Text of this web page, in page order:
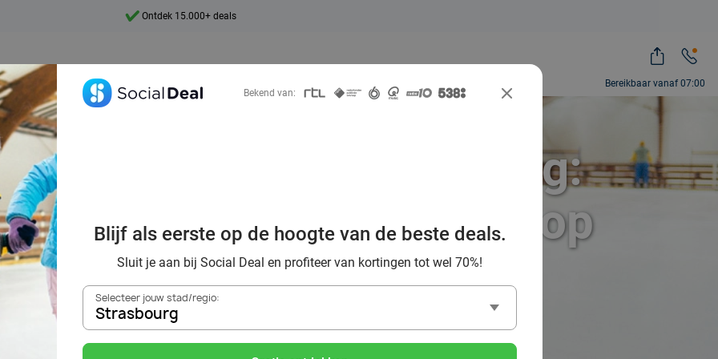
Bereikbaar vanaf 07:00
Ontdek 15.000+ deals
in Strasbourg met korting:
door winterplezier op
het ijs
Bekend van:
Blijf als eerste op de hoogte van de beste deals.
Sluit je aan bij Social Deal en profiteer van kortingen tot wel 70%!
Selecteer jouw stad/regio:
Strasbourg